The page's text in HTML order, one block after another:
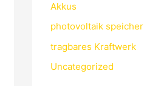
Akkus
photovoltaik speicher
tragbares Kraftwerk
Uncategorized